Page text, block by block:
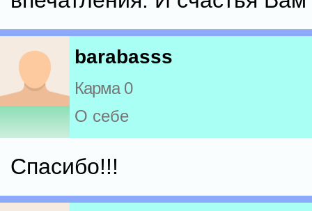
barabasss
Карма 0
О себе
Спасибо!!!